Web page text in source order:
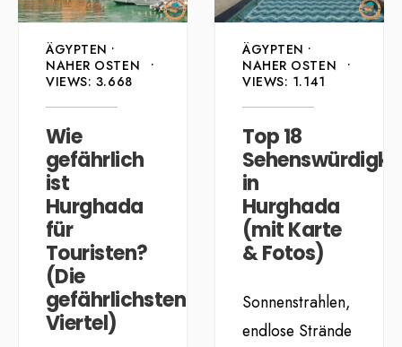
ÄGYPTEN •
NAHER OSTEN
•
VIEWS: 3.668
Wie
gefährlich
ist
Hurghada
für
Touristen?
(Die
gefährlichsten
Viertel)
ÄGYPTEN •
NAHER OSTEN
•
VIEWS: 1.141
Top 18
in
Hurghada
(mit Karte
& Fotos)
Sonnenstrahlen,
endlose Strände